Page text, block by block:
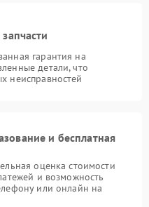
гарантия на
детали, что
неисправностей
и бесплатная
оценка стоимости
и возможность
или онлайн на